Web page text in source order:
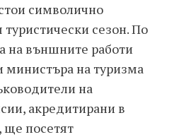
символично
сезон. По
на външните работи
министъра на туризма
на
акредитирани в
ще посетят